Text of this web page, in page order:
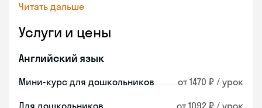
Читать дальше
Услуги и цены
Английский язык
Мини-курс для дошкольников от 1470 ₽ / урок
Для дошкольников от 1092 ₽ / урок